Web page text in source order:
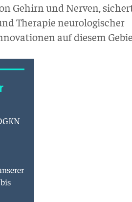
Gehirn und Nerven,
Therapie neurologischer
auf diesem